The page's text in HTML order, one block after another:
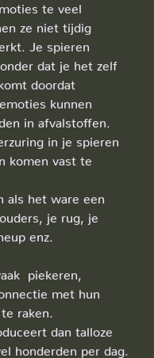
te veel
ze niet tijdig
Je spieren
dat je het zelf
doordat
kunnen
in afvalstoffen.
in je spieren
komen vast te
als het ware een
je rug, je
enz.
piekeren,
met hun
raken.
dan talloze
honderden per dag.